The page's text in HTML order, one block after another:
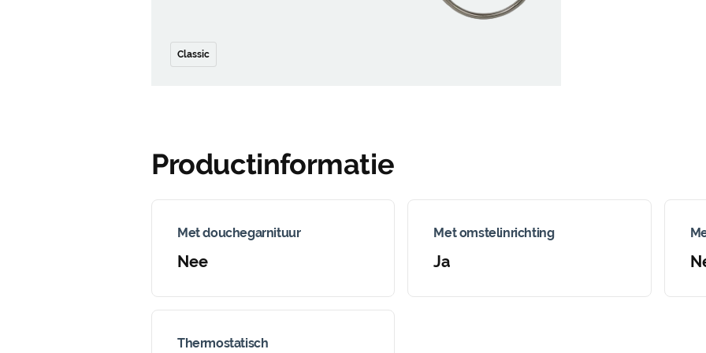
Classic
Productinformatie
Met douchegarnituur
Nee
Met omstelinrichting
Ja
Thermostatisch